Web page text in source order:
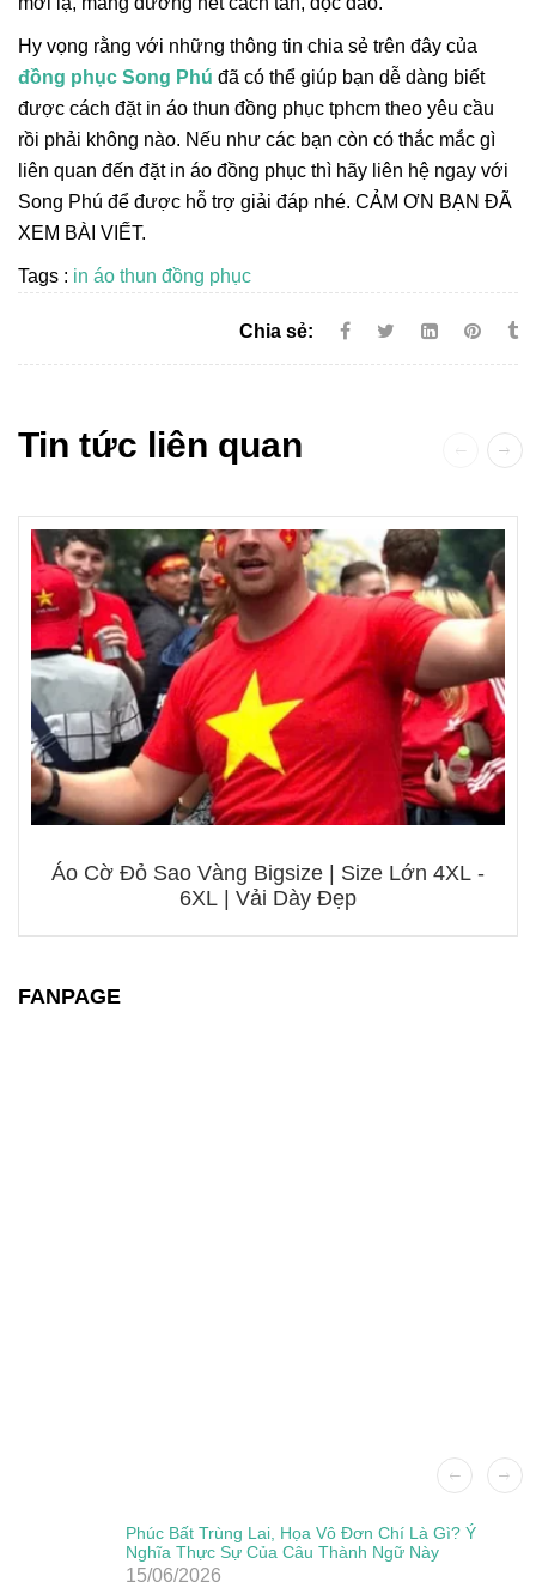
Hy vọng rằng với những thông tin chia sẻ trên đây của
đồng phục Song Phú đã có thể giúp bạn dễ dàng biết
được cách đặt in áo thun đồng phục tphcm theo yêu cầu
rồi phải không nào. Nếu như các bạn còn có thắc mắc gì
liên quan đến đặt in áo đồng phục thì hãy liên hệ ngay với
Song Phú để được hỗ trợ giải đáp nhé. CẢM ƠN BẠN ĐÃ
XEM BÀI VIẾT.
Tags : in áo thun đồng phục
Chia sẻ:
Tin tức liên quan
Áo Cờ Đỏ Sao Vàng Bigsize | Size Lớn 4XL -
6XL | Vải Dày Đẹp
FANPAGE
Phúc Bất Trùng Lai, Họa Vô Đơn Chí Là Gì? Ý
Nghĩa Thực Sự Của Câu Thành Ngữ Này
15/06/2026